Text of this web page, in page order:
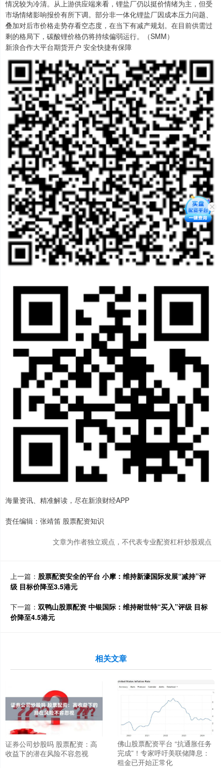
情况较为冷清。从上游供应端来看，锂盐厂仍以挺价情绪为主，但受
市场情绪影响报价有所下调。部分非一体化锂盐厂因成本压力问题、
叠加对后市价格走势存看空态度，在当下有减产规划。在目前供需过
剩的格局下，碳酸锂价格仍将持续偏弱运行。（SMM）
新浪合作大平台期货开户 安全快捷有保障
海量资讯、精准解读，尽在新浪财经APP
责任编辑：张靖笛 股票配资知识
文章为作者独立观点，不代表专业配资杠杆炒股观点
上一篇： 股票配资安全的平台 小摩：维持新濠国际发展“减持”评
级 目标价降至3.5港元
下一篇： 双鸭山股票配资 中银国际：维持耐世特“买入”评级 目标
价降至4.5港元
相关文章
证券公司炒股吗 股票配资：高
收益下的潜在风险不容忽视
佛山股票配资平台 “抗通胀任务
完成”！专家呼吁美联储降息：
租金已开始正常化